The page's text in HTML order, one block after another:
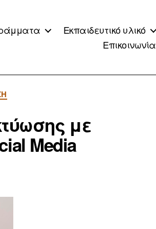
Εκπαιδευτικό υλικό
Επικοινωνία
με
Media